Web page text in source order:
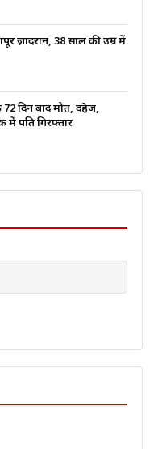
ज़ादरान, 38 साल की उम्र में
दिन बाद मौत, दहेज,
में पति गिरफ्तार